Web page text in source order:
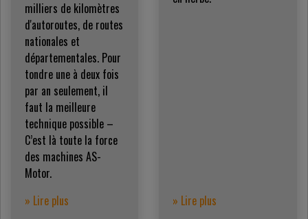
milliers de kilomètres
d'autoroutes, de routes
nationales et
départementales. Pour
tondre une à deux fois
par an seulement, il
faut la meilleure
technique possible –
C’est là toute la force
des machines AS-
Motor.
» Lire plus
» Lire plus